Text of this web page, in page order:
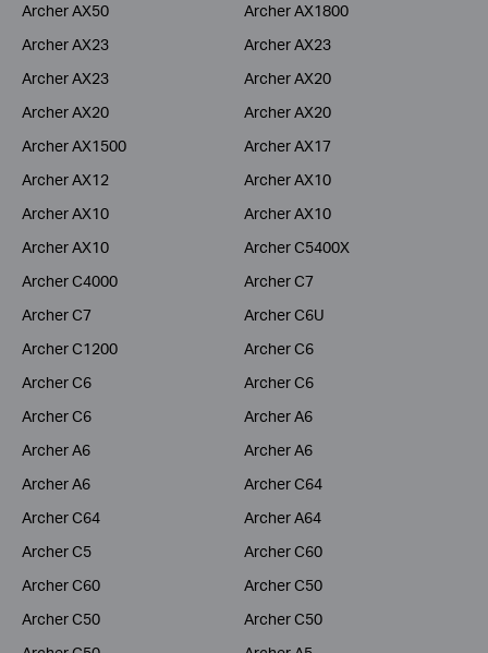
Archer AX50
Archer AX1800
Archer AX23
Archer AX23
Archer AX23
Archer AX20
Archer AX20
Archer AX20
Archer AX1500
Archer AX17
Archer AX12
Archer AX10
Archer AX10
Archer AX10
Archer AX10
Archer C5400X
Archer C4000
Archer C7
Archer C7
Archer C6U
Archer C1200
Archer C6
Archer C6
Archer C6
Archer C6
Archer A6
Archer A6
Archer A6
Archer A6
Archer C64
Archer C64
Archer A64
Archer C5
Archer C60
Archer C60
Archer C50
Archer C50
Archer C50